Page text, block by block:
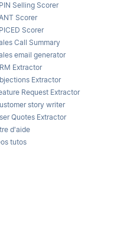
Selling Scorer
Scorer
Scorer
Call Summary
email generator
Extractor
Extractor
Request Extractor
story writer
Quotes Extractor
d'aide
tutos